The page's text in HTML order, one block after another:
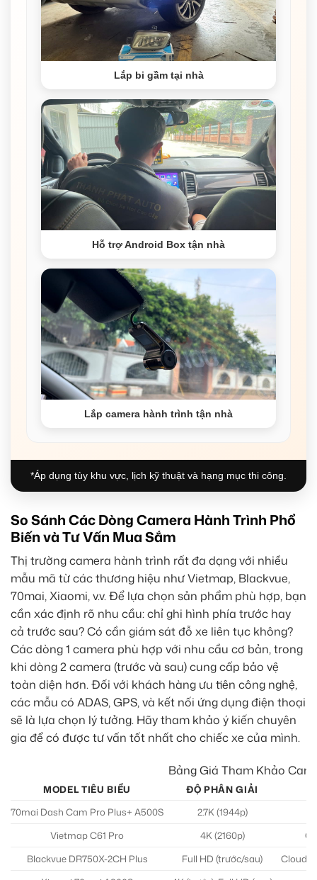
Lắp bi gầm tại nhà
Hỗ trợ Android Box tận nhà
Lắp camera hành trình tận nhà
*Áp dụng tùy khu vực, lịch kỹ thuật và hạng mục thi công.
So Sánh Các Dòng Camera Hành Trình Phổ
Biến và Tư Vấn Mua Sắm
Thị trường camera hành trình rất đa dạng với nhiều
mẫu mã từ các thương hiệu như Vietmap, Blackvue,
70mai, Xiaomi, v.v. Để lựa chọn sản phẩm phù hợp, bạn
cần xác định rõ nhu cầu: chỉ ghi hình phía trước hay
cả trước sau? Có cần giám sát đỗ xe liên tục không?
Các dòng 1 camera phù hợp với nhu cầu cơ bản, trong
khi dòng 2 camera (trước và sau) cung cấp bảo vệ
toàn diện hơn. Đối với khách hàng ưu tiên công nghệ,
các mẫu có ADAS, GPS, và kết nối ứng dụng điện thoại
sẽ là lựa chọn lý tưởng. Hãy tham khảo ý kiến chuyên
gia để có được tư vấn tốt nhất cho chiếc xe của mình.
Bảng Giá Tham Khảo
MODEL TIÊU BIỂU
ĐỘ PHÂN GIẢI
70mai Dash Cam Pro Plus+ A500S
2.7K (1944p)
Vietmap C61 Pro
4K (2160p)
Blackvue DR750X-2CH Plus
Full HD (trước/sau)
Cloud,